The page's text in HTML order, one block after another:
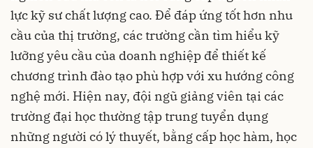
lực kỹ sư chất lượng cao. Để đáp ứng tốt hơn nhu
cầu của thị trường, các trường cần tìm hiểu kỹ
lưỡng yêu cầu của doanh nghiệp để thiết kế
chương trình đào tạo phù hợp với xu hướng công
nghệ mới. Hiện nay, đội ngũ giảng viên tại các
trường đại học thường tập trung tuyển dụng
những người có lý thuyết, bằng cấp học hàm, học